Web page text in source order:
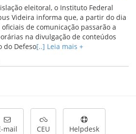
eleitoral, o Instituto Federal
Videira informa que, a partir do dia
de comunicação passarão a
na divulgação de conteúdos
do Defeso[..] Leia mais +
mail CEU Helpdesk